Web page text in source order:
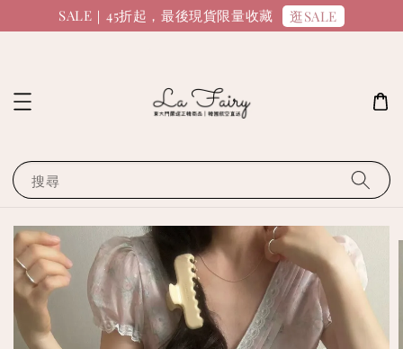
SALE｜45折起，最後現貨限量收藏 逛SALE
搜尋